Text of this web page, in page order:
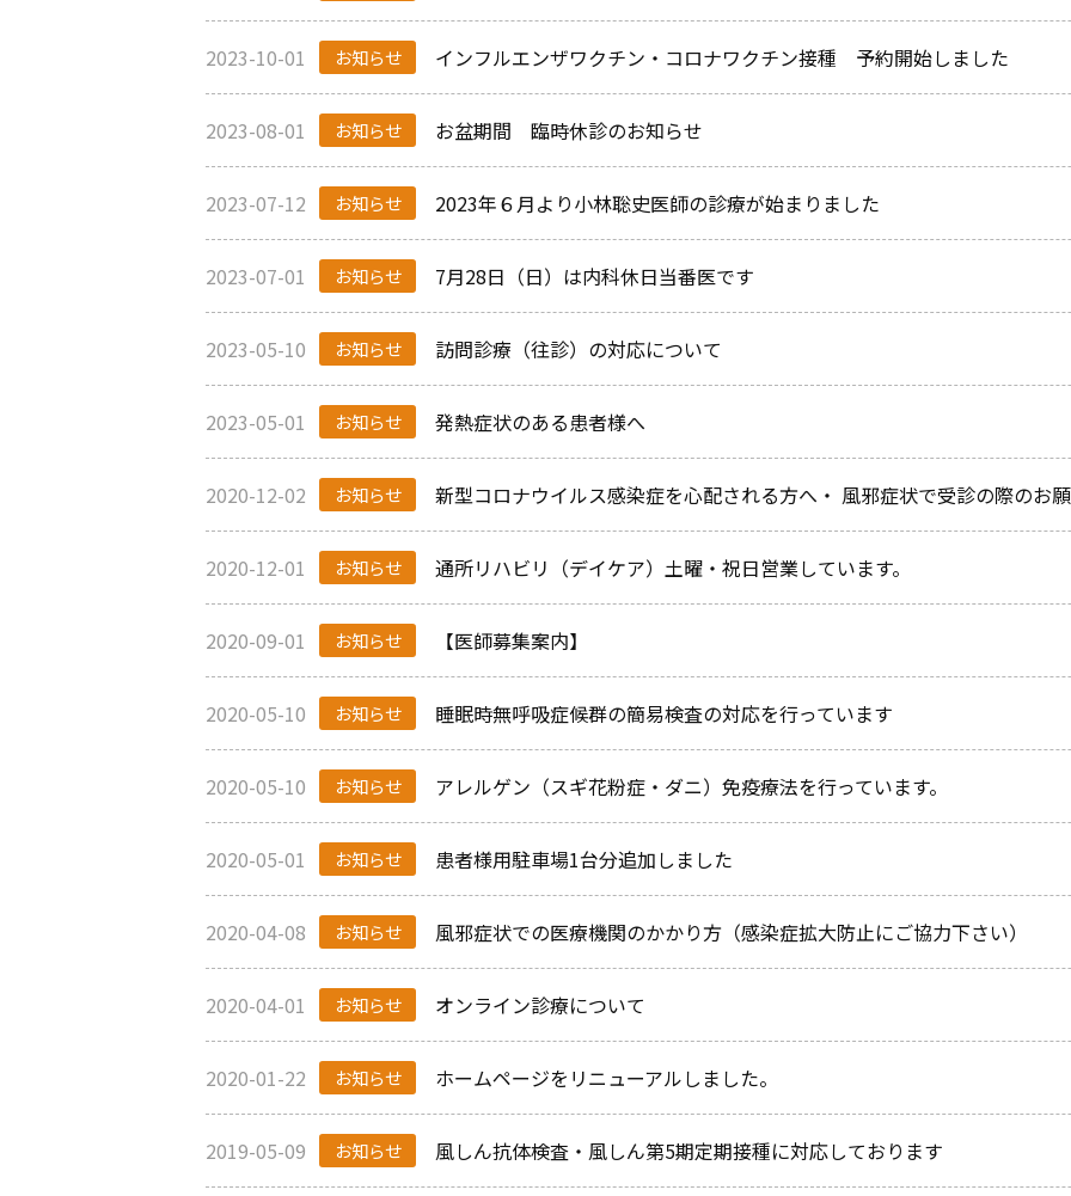
2023-10-01 お知らせ インフルエンザワクチン・コロナワクチン接種 予約開始しました
2023-08-01 お知らせ お盆期間 臨時休診のお知らせ
2023-07-12 お知らせ 2023年６月より小林聡史医師の診療が始まりました
2023-07-01 お知らせ 7月28日（日）は内科休日当番医です
2023-05-10 お知らせ 訪問診療（往診）の対応について
2023-05-01 お知らせ 発熱症状のある患者様へ
2020-12-02 お知らせ 新型コロナウイルス感染症を心配される方へ・ 風邪症状で受診の際のお
2020-12-01 お知らせ 通所リハビリ（デイケア）土曜・祝日営業しています。
2020-09-01 お知らせ 【医師募集案内】
2020-05-10 お知らせ 睡眠時無呼吸症候群の簡易検査の対応を行っています
2020-05-10 お知らせ アレルゲン（スギ花粉症・ダニ）免疫療法を行っています。
2020-05-01 お知らせ 患者様用駐車場1台分追加しました
2020-04-08 お知らせ 風邪症状での医療機関のかかり方（感染症拡大防止にご協力下さい）
2020-04-01 お知らせ オンライン診療について
2020-01-22 お知らせ ホームページをリニューアルしました。
2019-05-09 お知らせ 風しん抗体検査・風しん第5期定期接種に対応しております